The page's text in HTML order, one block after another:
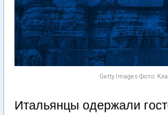
Getty Images Фото:
Итальянцы одержали